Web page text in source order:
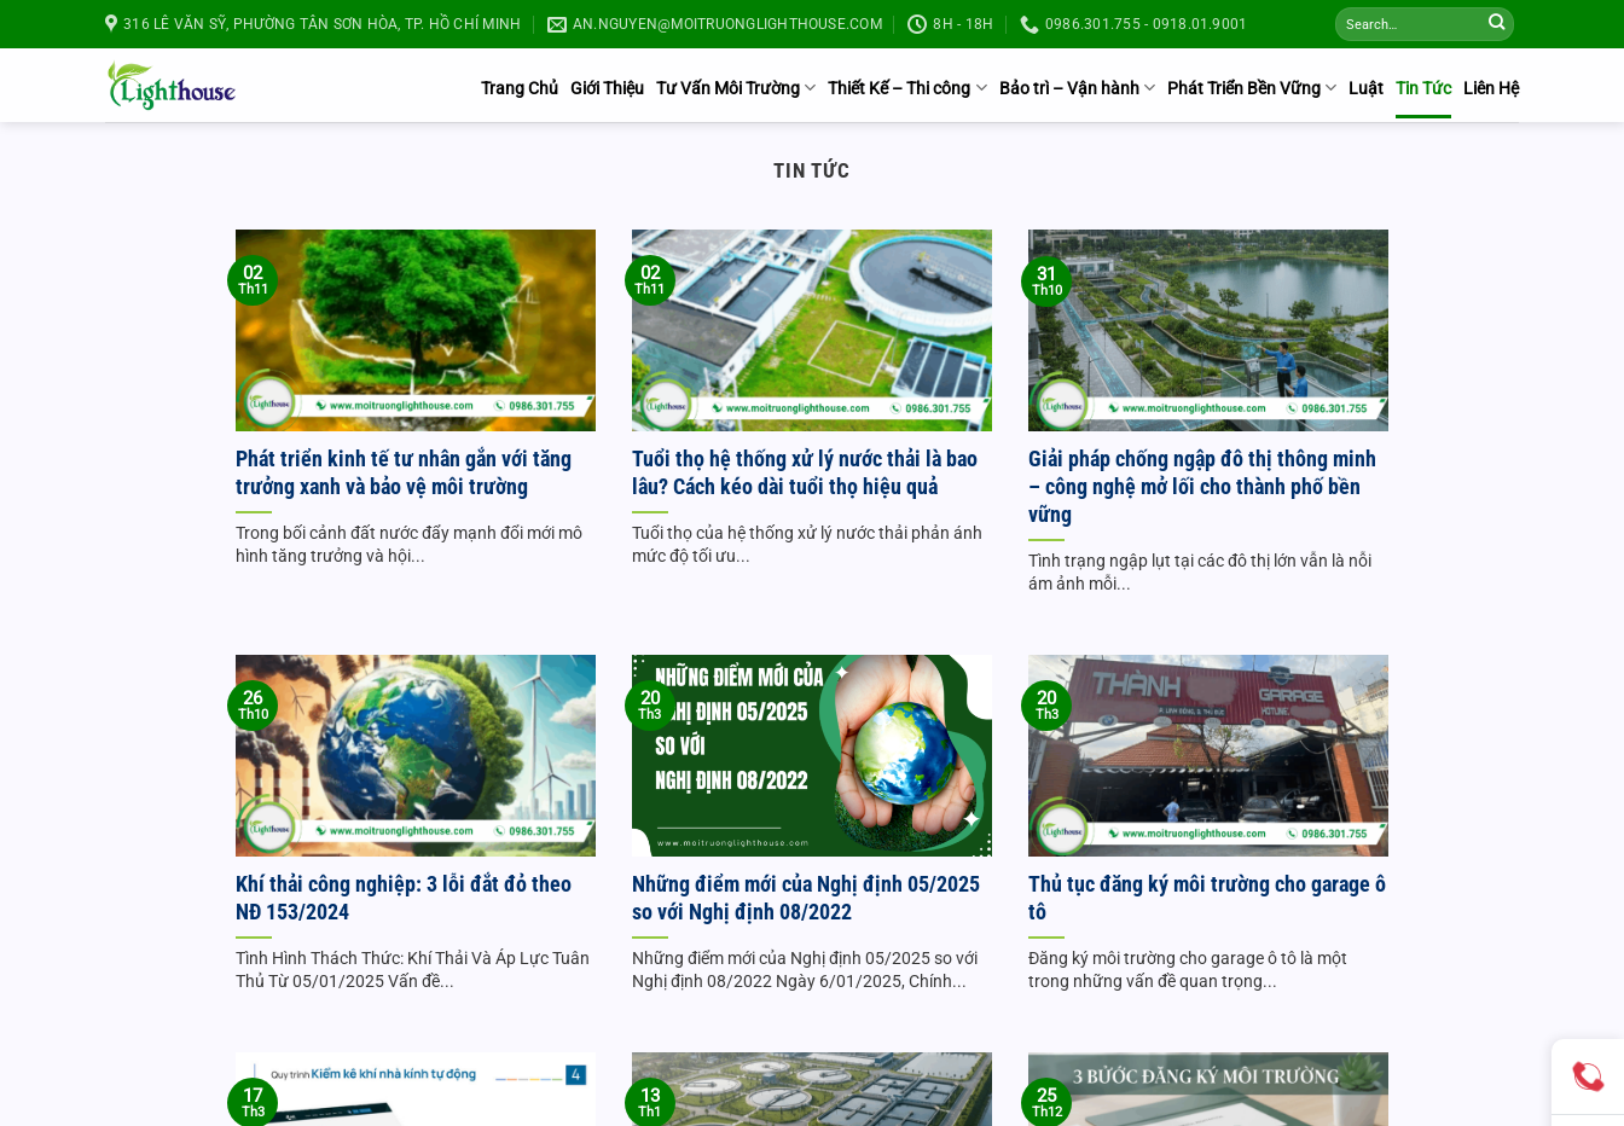
316 LÊ VĂN SỸ, PHƯỜNG TÂN SƠN HÒA, TP. HỒ CHÍ MINH AN.NGUYEN@MOITRUONGLIGHTHOUSE.COM 8H - 18H 0986.301.755 - 0918.01.9001
Trang Chủ Giới Thiệu Tư Vấn Môi Trường Thiết Kế – Thi công Bảo trì – Vận hành Phát Triển Bền Vững Luật Tin Tức Liên Hệ
TIN TỨC
Phát triển kinh tế tư nhân gắn với tăng
trưởng xanh và bảo vệ môi trường
Trong bối cảnh đất nước đẩy mạnh đổi mới mô
hình tăng trưởng và hội...
02
Th11
Tuổi thọ hệ thống xử lý nước thải là bao
lâu? Cách kéo dài tuổi thọ hiệu quả
Tuổi thọ của hệ thống xử lý nước thải phản ánh
mức độ tối ưu...
02
Th11
Giải pháp chống ngập đô thị thông minh
– công nghệ mở lối cho thành phố bền
vững
Tình trạng ngập lụt tại các đô thị lớn vẫn là nỗi
ám ảnh mỗi...
31
Th10
Khí thải công nghiệp: 3 lỗi đắt đỏ theo
NĐ 153/2024
Tình Hình Thách Thức: Khí Thải Và Áp Lực Tuân
Thủ Từ 05/01/2025 Vấn đề...
26
Th10
Những điểm mới của Nghị định 05/2025
so với Nghị định 08/2022
Những điểm mới của Nghị định 05/2025 so với
Nghị định 08/2022 Ngày 6/01/2025, Chính...
20
Th3
Thủ tục đăng ký môi trường cho garage ô
tô
Đăng ký môi trường cho garage ô tô là một
trong những vấn đề quan trọng...
20
Th3
17
Th3
13
Th1
25
Th12